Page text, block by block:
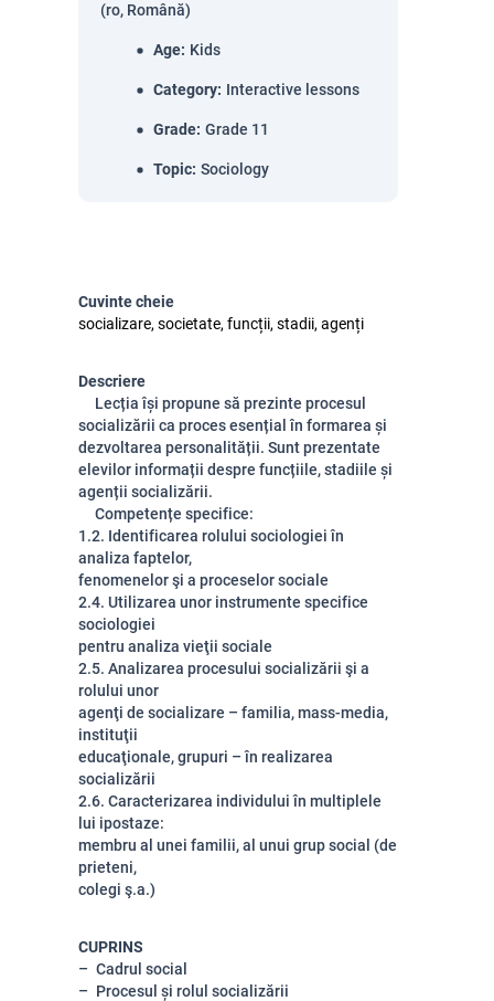
(ro, Română)
Age: Kids
Category: Interactive lessons
Grade: Grade 11
Topic: Sociology
Cuvinte cheie
socializare, societate, funcții, stadii, agenți
Descriere
Lecția își propune să prezinte procesul
socializării ca proces esențial în formarea și
dezvoltarea personalității. Sunt prezentate
elevilor informații despre funcțiile, stadiile și
agenții socializării.
Competențe specifice:
1.2. Identificarea rolului sociologiei în
analiza faptelor,
fenomenelor şi a proceselor sociale
2.4. Utilizarea unor instrumente specifice
sociologiei
pentru analiza vieţii sociale
2.5. Analizarea procesului socializării şi a
rolului unor
agenţi de socializare – familia, mass-media,
instituţii
educaţionale, grupuri – în realizarea
socializării
2.6. Caracterizarea individului în multiplele
lui ipostaze:
membru al unei familii, al unui grup social (de
prieteni,
colegi ş.a.)
CUPRINS
Cadrul social
Procesul și rolul socializării